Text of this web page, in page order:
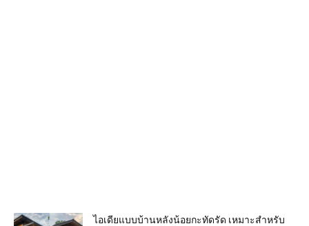
ไอเดียแบบบ้านหลังน้อยกะทัดรัด เหมาะสำหรับ